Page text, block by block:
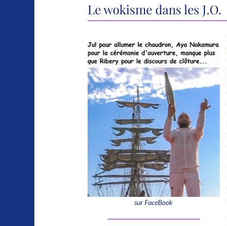
Le wokisme dans les J.O.
sur FaceBook